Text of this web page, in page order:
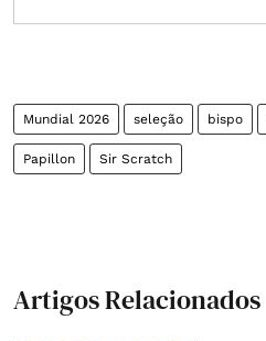
Mundial 2026 seleção bispo
Papillon Sir Scratch
Artigos Relacionados